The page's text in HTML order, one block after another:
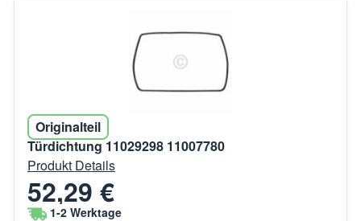
Originalteil
Türdichtung 11029298 11007780
Produkt Details
52,29 €
1-2 Werktage